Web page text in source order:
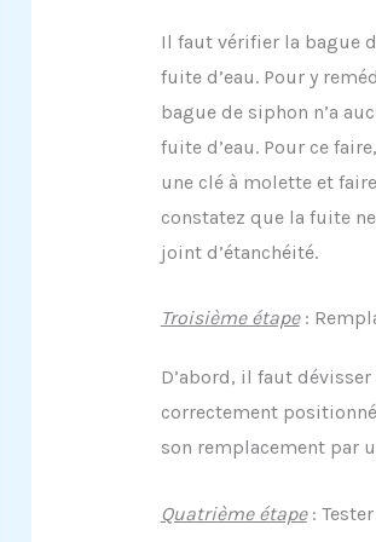
Il faut vérifier la bague
fuite d’eau. Pour y
bague de siphon n’a
fuite d’eau. Pour ce
une clé à molette et
constatez que la fuite
joint d’étanchéité.
Troisième étape:
D’abord, il faut
correctement
son remplacement par
Quatrième étape: